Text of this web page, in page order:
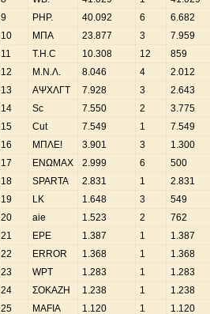
9
PHP. 40.092 6 6.682
10
ΜΠΑ 23.877 3 7.959
11
T.H.C 10.308 12 859
12
Μ.Ν.Λ. 8.046 4 2.012
13
ΑΨΧΛΓΤ 7.928 3 2.643
14
Sc 7.550 2 3.775
15
Cut 7.549 1 7.549
16
ΜΠΛΕ! 3.901 3 1.300
17
ΕΝΩΜΑΧ 2.999 6 500
18
SPARTA 2.831 1 2.831
19
LK 1.648 3 549
20
aie 1.523 2 762
21
ΕΡΕ 1.387 1 1.387
22
ERROR 1.368 1 1.368
23
WPT 1.283 1 1.283
24
ΣΟΚΑΖΗ 1.238 1 1.238
25
MAFIA 1.120 1 1.120